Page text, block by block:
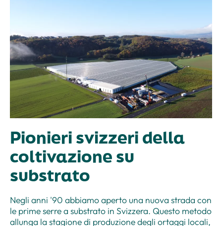
Pionieri svizzeri della
coltivazione su
substrato
Negli anni '90 abbiamo aperto una nuova strada con
le prime serre a substrato in Svizzera. Questo metodo
allunga la stagione di produzione degli ortaggi locali,